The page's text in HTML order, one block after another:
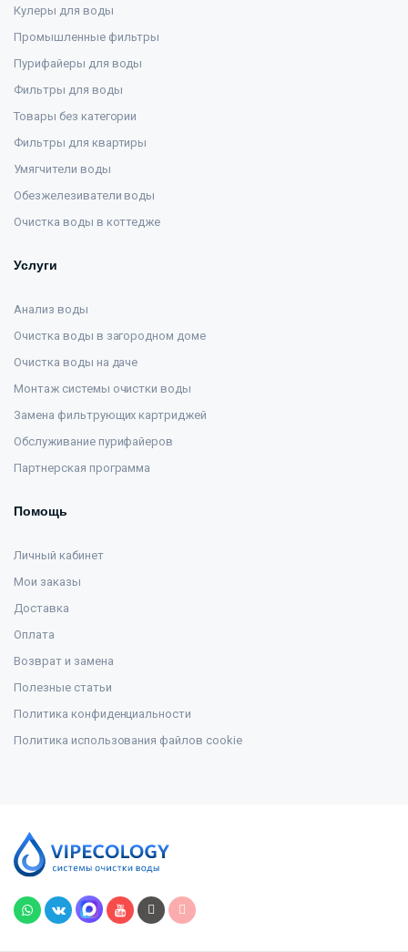
Кулеры для воды
Промышленные фильтры
Пурифайеры для воды
Фильтры для воды
Товары без категории
Фильтры для квартиры
Умягчители воды
Обезжелезиватели воды
Очистка воды в коттедже
Услуги
Анализ воды
Очистка воды в загородном доме
Очистка воды на даче
Монтаж системы очистки воды
Замена фильтрующих картриджей
Обслуживание пурифайеров
Партнерская программа
Помощь
Личный кабинет
Мои заказы
Доставка
Оплата
Возврат и замена
Полезные статьи
Политика конфиденциальности
Политика использования файлов cookie